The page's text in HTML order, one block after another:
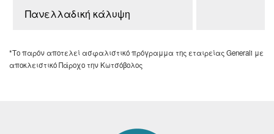
Πανελλαδική κάλυψη
*Το παρόν αποτελεί ασφαλιστικό πρόγραμμα της εταιρείας Generali με
αποκλειστικό Πάροχο την Κωτσόβολος